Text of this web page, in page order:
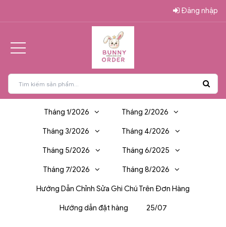
Đăng nhập
Tháng 1/2026 Tháng 2/2026
Tháng 3/2026 Tháng 4/2026
Tháng 5/2026 Tháng 6/2025
Tháng 7/2026 Tháng 8/2026
Hướng Dẫn Chỉnh Sửa Ghi Chú Trên Đơn Hàng
Hướng dẫn đặt hàng 25/07